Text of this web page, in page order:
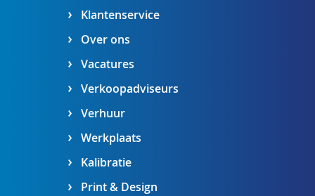
Klantenservice
Over ons
Vacatures
Verkoopadviseurs
Verhuur
Werkplaats
Kalibratie
Print & Design